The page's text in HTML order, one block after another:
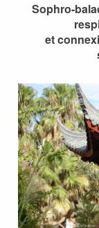
Sophro-
et